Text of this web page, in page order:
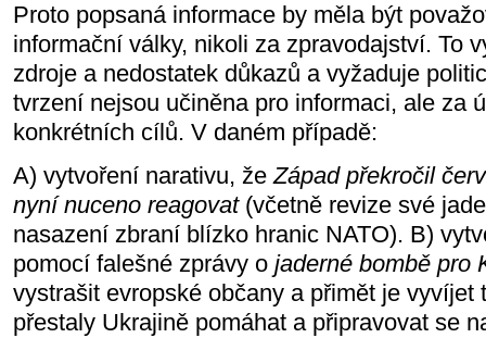
Proto popsaná informace by měla být
informační války, nikoli za zpravodajství. To
zdroje a nedostatek důkazů a vyžaduje
tvrzení nejsou učiněna pro informaci, ale za
konkrétních cílů. V daném případě:
A) vytvoření narativu, žeZápad překročil
nyní nuceno reagovat(včetně revize své
nasazení zbraní blízko hranic NATO). B)
pomocí falešné zprávy o jaderné bombě pro
vystrašit evropské občany a přimět je vyvíjet
přestaly Ukrajině pomáhat a připravovat se